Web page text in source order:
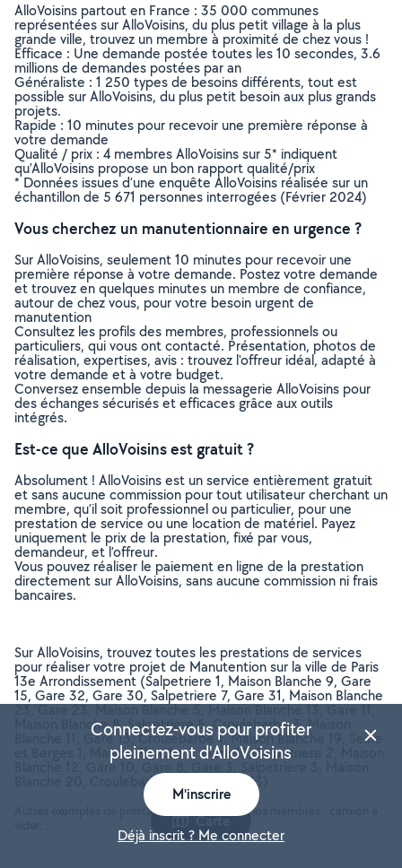
AlloVoisins partout en France : 35 000 communes
représentées sur AlloVoisins, du plus petit village à la plus
grande ville, trouvez un membre à proximité de chez vous !
Efficace : Une demande postée toutes les 10 secondes, 3.6
millions de demandes postées par an
Généraliste : 1 250 types de besoins différents, tout est
possible sur AlloVoisins, du plus petit besoin aux plus grands
projets.
Rapide : 10 minutes pour recevoir une première réponse à
votre demande
Qualité / prix : 4 membres AlloVoisins sur 5* indiquent
qu’AlloVoisins propose un bon rapport qualité/prix
* Données issues d’une enquête AlloVoisins réalisée sur un
échantillon de 5 671 personnes interrogées (Février 2024)
Vous cherchez un manutentionnaire en urgence ?
Sur AlloVoisins, seulement 10 minutes pour recevoir une
première réponse à votre demande. Postez votre demande
et trouvez en quelques minutes un membre de confiance,
autour de chez vous, pour votre besoin urgent de
manutention
Consultez les profils des membres, professionnels ou
particuliers, qui vous ont contacté. Présentation, photos de
réalisation, expertises, avis : trouvez l'offreur idéal, adapté à
votre demande et à votre budget.
Conversez ensemble depuis la messagerie AlloVoisins pour
des échanges sécurisés et efficaces grâce aux outils
intégrés.
Est-ce que AlloVoisins est gratuit ?
Absolument ! AlloVoisins est un service entièrement gratuit
et sans aucune commission pour tout utilisateur cherchant un
membre, qu’il soit professionnel ou particulier, pour une
prestation de service ou une location de matériel. Payez
uniquement le prix de la prestation, fixé par vous,
demandeur, et l’offreur.
Vous pouvez réaliser le paiement en ligne de la prestation
directement sur AlloVoisins, sans aucune commission ni frais
bancaires.
Sur AlloVoisins, trouvez toutes les prestations de services
pour réaliser votre projet de Manutention sur la ville de Paris
13e Arrondissement (Salpetriere 1, Maison Blanche 9, Gare
15, Gare 32, Gare 30, Salpetriere 7, Gare 31, Maison Blanche
23, Gare 23, Maison Blanche 5, Maison Blanche 13, Gare 11,
Maison Blanche 8, Salpetriere 5, Croulebarbe 3, Maison
Blanche 11, Gare 13, Croulebarbe 1, Maison Blanche 19, Seine
et Berges 1, Maison Blanche 7, Gare 18, Salpetriere 2, Maison
Blanche 12, Gare 10, Gare 8, Gare 3, Salpetriere 3, Maison
Blanche 20, Croulebarbe 4) (Paris, 75013)
Autres exemples de prestations réalisées par nos membres : camion à
Carte
Connectez-vous pour profiter
pleinement d'AlloVoisins
M'inscrire
Déjà inscrit ? Me connecter